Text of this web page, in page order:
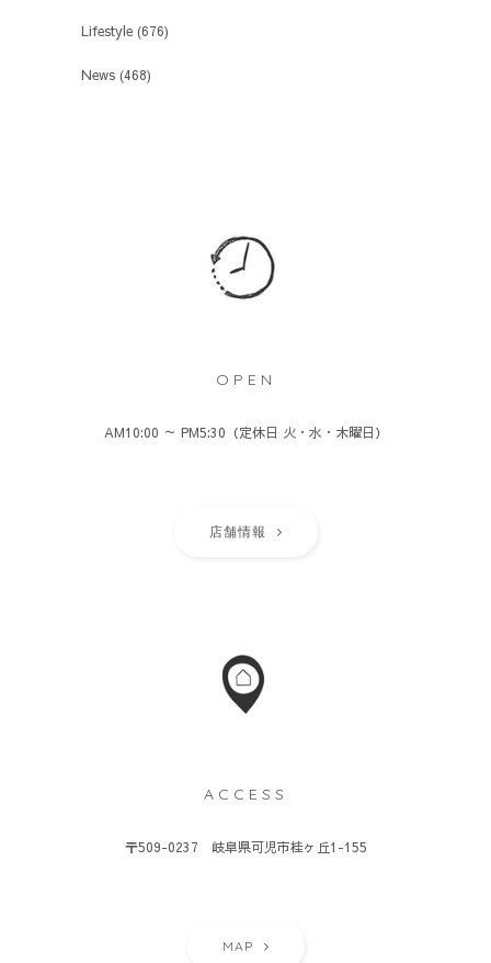
Lifestyle (676)
News (468)
OPEN
AM10:00 ～ PM5:30（定休日 火・水・木曜日）
店舗情報
ACCESS
〒509-0237 岐阜県可児市桂ヶ丘1-155
MAP